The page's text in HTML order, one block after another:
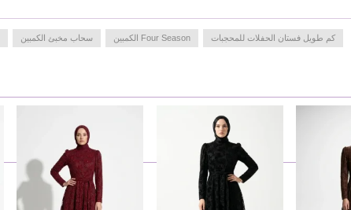
سحاب مخبئ الكمبين Four Season الكمبين كم طويل فستان الحفلات للمحجبات